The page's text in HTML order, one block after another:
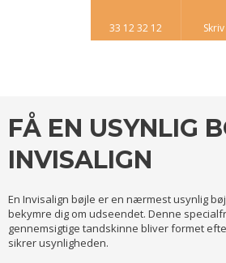
33 12 32 12​
FÅ EN USYNLIG
INVISALIGN
En Invisalign bøjle er en nærmest usynlig
bekymre dig om udseendet. Denne
gennemsigtige tandskinne bliver formet
sikrer usynligheden.